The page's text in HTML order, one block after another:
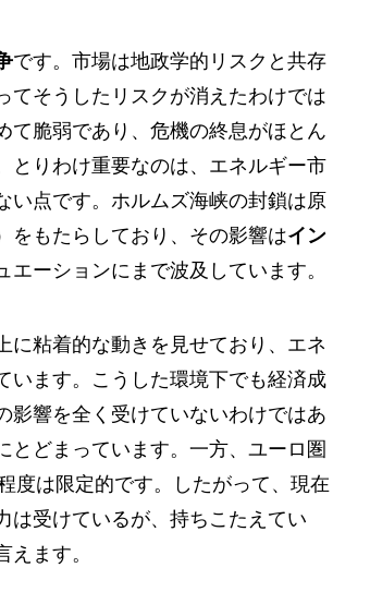
です。市場は地政学的リスクと共存
てそうしたリスクが消えたわけでは
て脆弱であり、危機の終息がほとん
とりわけ重要なのは、エネルギー市
い点です。ホルムズ海峡の封鎖は原
をもたらしており、その影響はイン
エーションにまで波及しています。
に粘着的な動きを見せており、エネ
います。こうした環境下でも経済成
影響を全く受けていないわけではあ
とどまっています。一方、ユーロ圏
度は限定的です。したがって、現在
は受けているが、持ちこたえてい
ます。